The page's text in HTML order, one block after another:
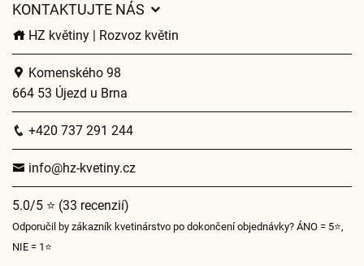
KONTAKTUJTE NÁS
HZ květiny | Rozvoz květin
Komenského 98
664 53 Újezd u Brna
+420 737 291 244
info@hz-kvetiny.cz
5.0/5 ⭐ (33 recenzií)
Odporučil by zákazník kvetinárstvo po dokončení objednávky? ÁNO = 5⭐,
NIE = 1⭐